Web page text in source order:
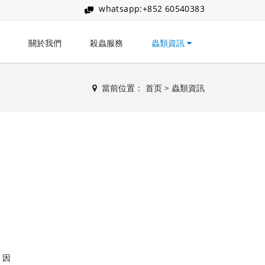
whatsapp:+852 60540383
關於我們 殺蟲服務 蟲類資訊
當前位置： 首页 > 蟲類資訊